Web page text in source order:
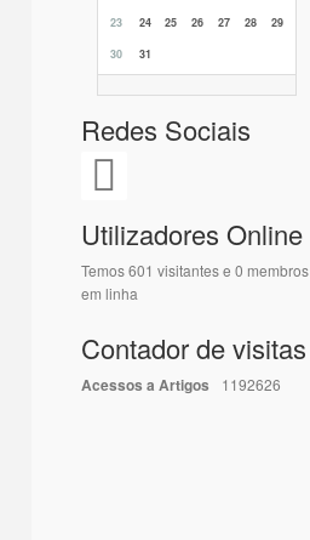
23
24 25 26 27 28
29
30
31
Redes Sociais
Utilizadores Online
Temos 601 visitantes e 0 membros
em linha
Contador de visitas
Acessos a Artigos 1192626